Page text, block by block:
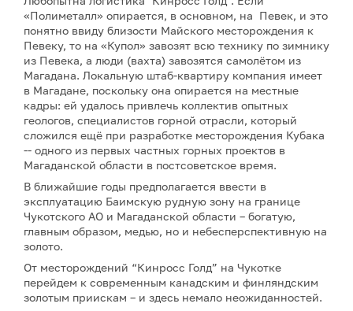
«Полиметалл» опирается, в основном, на Певек, и это
понятно ввиду близости Майского месторождения к
Певеку, то на «Купол» завозят всю технику по зимнику
из Певека, а люди (вахта) завозятся самолётом из
Магадана. Локальную штаб-квартиру компания имеет
в Магадане, поскольку она опирается на местные
кадры: ей удалось привлечь коллектив опытных
геологов, специалистов горной отрасли, который
сложился ещё при разработке месторождения Кубака
-- одного из первых частных горных проектов в
Магаданской области в постсоветское время.
В ближайшие годы предполагается ввести в
эксплуатацию Баимскую рудную зону на границе
Чукотского АО и Магаданской области – богатую,
главным образом, медью, но и небесперспективную на
золото.
От месторождений “Кинросс Голд” на Чукотке
перейдем к современным канадским и финляндским
золотым приискам – и здесь немало неожиданностей.